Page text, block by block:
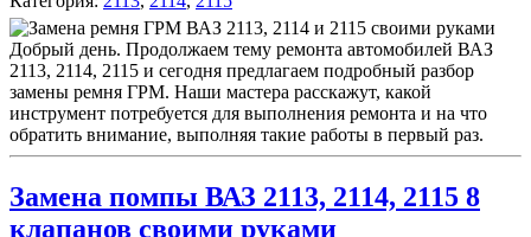
Добрый день. Продолжаем тему ремонта автомобилей ВАЗ
2113, 2114, 2115 и сегодня предлагаем подробный разбор
замены ремня ГРМ. Наши мастера расскажут, какой
инструмент потребуется для выполнения ремонта и на что
обратить внимание, выполняя такие работы в первый раз.
Замена помпы ВАЗ 2113, 2114, 2115 8
клапанов своими руками